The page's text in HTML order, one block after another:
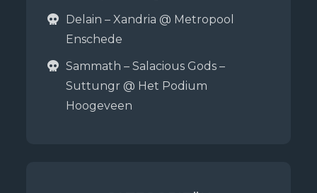
Delain – Xandria @ Metropool
Enschede
Sammath – Salacious Gods –
Suttungr @ Het Podium
Hoogeveen